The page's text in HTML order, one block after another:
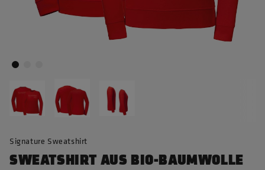
Signature Sweatshirt
SWEATSHIRT AUS BIO-BAUMWOLLE